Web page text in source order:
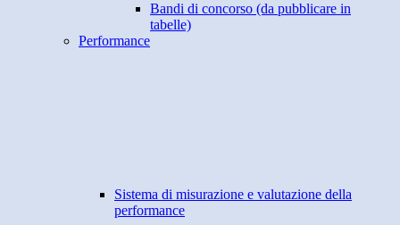
Bandi di concorso (da pubblicare in
tabelle)
Performance
Sistema di misurazione e valutazione della
performance